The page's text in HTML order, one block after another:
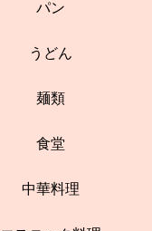
パン
うどん
麺類
食堂
中華料理